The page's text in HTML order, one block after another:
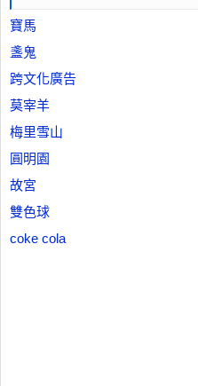
寶馬
盞鬼
跨文化廣告
莫宰羊
梅里雪山
圓明園
故宮
雙色球
coke cola